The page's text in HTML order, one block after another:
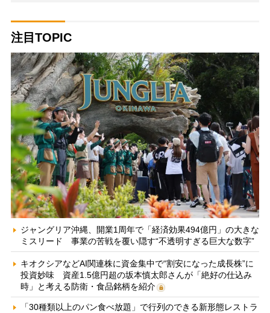
注目TOPIC
ジャングリア沖縄、開業1周年で「経済効果494億円」の大きな
ミスリード 事業の苦戦を覆い隠す“不透明すぎる巨大な数字”
キオクシアなどAI関連株に資金集中で“割安になった成長株”に
投資妙味 資産1.5億円超の坂本慎太郎さんが「絶好の仕込み
時」と考える防衛・食品銘柄を紹介
「30種類以上のパン食べ放題」で行列のできる新形態レストラ